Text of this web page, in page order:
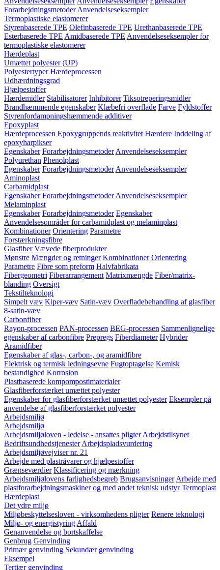
Forarbejdningsmetoder Anvendelseseksempler
Termoplastiske elastomerer
Styrenbaserede TPE Olefinbaserede TPE Urethanbaserede TPE
Esterbaserede TPE Amidbaserede TPE Anvendelseseksempler for
termoplastiske elastomerer
Hærdeplast
Umættet polyester (UP)
Polyestertyper Hærdeprocessen
Udhærdningsgrad
Hjælpestoffer
Hærdemidler Stabilisatorer Inhibitorer Tiksotreperingsmidler
Brandhæmmende egenskaber Klæbefri overflade Farve Fyldstoffer
Styrenfordampningshæmmende additiver
Epoxyplast
Hærdeprocessen Epoxygruppends reaktivitet Hærdere Inddeling af
epoxyharpikser
Egenskaber Forarbejdningsmetoder Anvendelseseksempler
Polyurethan Phenolplast
Egenskaber Forarbejdningsmetoder Anvendelseseksempler
Aminoplast
Carbamidplast
Egenskaber Forarbejdningsmetoder Anvendelseseksempler
Melaminplast
Egenskaber Forarbejdningsmetoder Egenskaber
Anvendelsesområder for carbamidplast og melaminplast
Kombinationer Orientering Parametre
Forstærkningsfibre
Glasfiber Vævede fiberprodukter
Mønstre Mængder og retninger Kombinationer Orientering
Parametre Fibre som preform Halvfabrikata
Fibergeometri Fiberarrangement Matrixmængde Fiber/matrix-
blanding Oversigt
Tekstilteknologi
Simpelt væv Kiper-væv Satin-væv Overfladebehandling af glasfiber
8-satin-væv
Carbonfiber
Rayon-processen PAN-processen BEG-processen Sammenlignelige
egenskaber af carbonfibre Prepregs Fiberdiameter Hybrider
Aramidfiber
Egenskaber af glas-, carbon-, og aramidfibre
Elektrisk og termisk ledningsevne Fugtoptagelse Kemisk
bestandighed Korrosion
Plastbaserede kompompostimaterialer
Glasfiberforstærket umættet polyester
Egenskaber for glasfiberforstærket umættet polyester Eksempler på
anvendelse af glasfiberforstærket polyester
Arbejdsmiljø
Arbejdsmiljø
Arbejdsmiljøloven - ledelse - ansattes pligter Arbejdstilsynet
Bedriftsundhedstjenester Arbejdspladsvurdering
Arbejdsmiljøvejviser nr. 21
Arbejde med plastråvarer og hjælpestoffer
Grænseværdier Klassificering og mærkning
Arbejdsmiljølovens farlighedsbegreb Brugsanvisninger Arbejde med
plastforarbejdningsmaskiner og med andet teknisk udstyr Termoplast
Hærdeplast
Det ydre miljø
Miljøbeskyttelsesloven - virksomhedens pligter Renere teknologi
Miljø- og energistyring Affald
Genanvendelse og bortskaffelse
Genbrug Genvinding
Primær genvinding Sekundær genvinding
Eksempel
Tertiær genvinding